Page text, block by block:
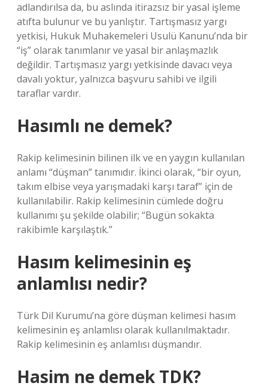
adlandırılsa da, bu aslında itirazsız bir yasal işleme
atıfta bulunur ve bu yanlıştır. Tartışmasız yargı
yetkisi, Hukuk Muhakemeleri Usulü Kanunu’nda bir
“iş” olarak tanımlanır ve yasal bir anlaşmazlık
değildir. Tartışmasız yargı yetkisinde davacı veya
davalı yoktur, yalnızca başvuru sahibi ve ilgili
taraflar vardır.
Hasımlı ne demek?
Rakip kelimesinin bilinen ilk ve en yaygın kullanılan
anlamı “düşman” tanımıdır. İkinci olarak, “bir oyun,
takım elbise veya yarışmadaki karşı taraf” için de
kullanılabilir. Rakip kelimesinin cümlede doğru
kullanımı şu şekilde olabilir; “Bugün sokakta
rakibimle karşılaştık.”
Hasım kelimesinin eş
anlamlısı nedir?
Türk Dil Kurumu’na göre düşman kelimesi hasım
kelimesinin eş anlamlısı olarak kullanılmaktadır.
Rakip kelimesinin eş anlamlısı düşmandır.
Hasim ne demek TDK?